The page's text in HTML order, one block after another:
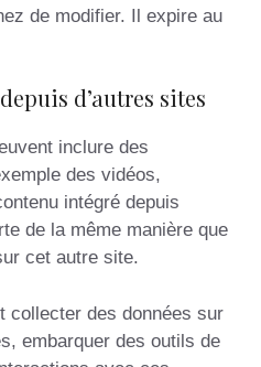
de modifier. Il expire au
d’autres sites
inclure des
des vidéos,
intégré depuis
de la même manière que
cet autre site.
collecter des données sur
embarquer des outils de